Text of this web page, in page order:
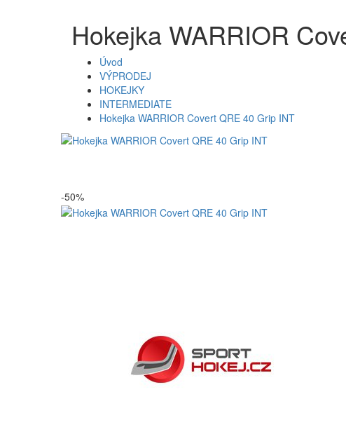
Hokejka WARRIOR
Úvod
VÝPRODEJ
HOKEJKY
INTERMEDIATE
Hokejka WARRIOR Covert QRE 40 Grip INT
-50%